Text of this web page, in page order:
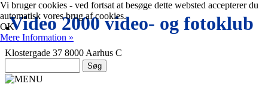
.Video 2000 video- og fotoklub
Klostergade 37 8000 Aarhus C
Vi bruger cookies - ved fortsat at besøge dette websted accepterer du
automatisk vores brug af cookies.
OK
Mere Information »